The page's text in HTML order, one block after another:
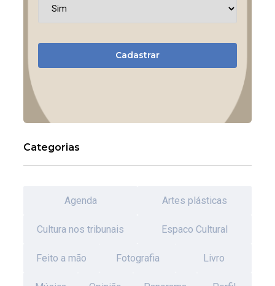
Cadastrar
Categorias
Agenda Artes plásticas
Cultura nos tribunais Espaco Cultural
Feito a mão Fotografia Livro